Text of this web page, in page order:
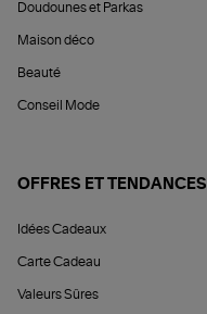
Doudounes et Parkas
Maison déco
Beauté
Conseil Mode
OFFRES ET TENDANCES
Idées Cadeaux
Carte Cadeau
Valeurs Sûres